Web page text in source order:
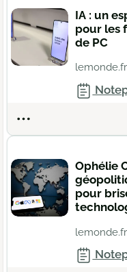
IA : un
pour les
de PC
lemonde.fr
Ophélie
pour
lemonde.fr